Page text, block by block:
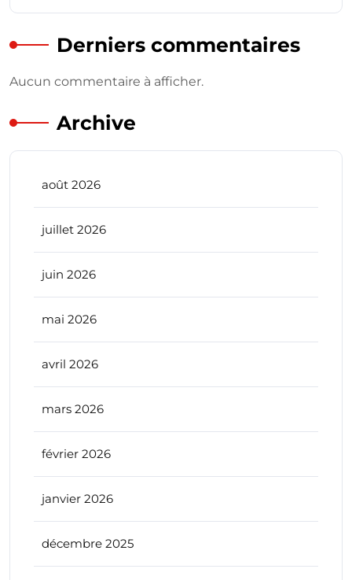
Derniers commentaires
Aucun commentaire à afficher.
Archive
août 2026
juillet 2026
juin 2026
mai 2026
avril 2026
mars 2026
février 2026
janvier 2026
décembre 2025